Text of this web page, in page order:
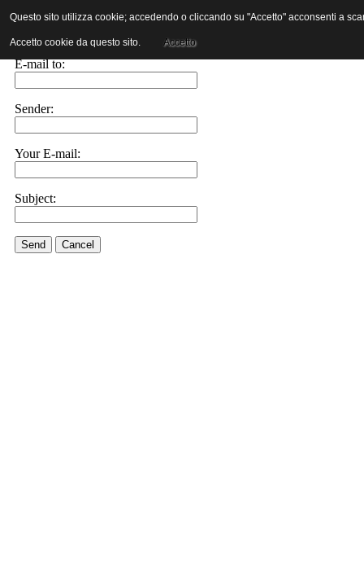
E-mail this link to a friend.
E-mail to:
Sender:
Your E-mail:
Subject:
Send Cancel
Questo sito utilizza cookie; accedendo o cliccando su "Accetto" acconsenti a
Accetto cookie da questo sito. Accetto